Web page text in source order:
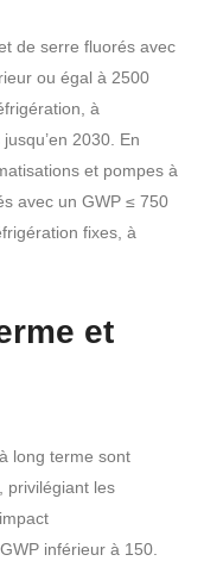
de serre fluorés avec
ou égal à 2500
à
2030. En
et pompes à
avec un GWP ≤ 750
fixes, à
et
long terme sont
privilégiant les
inférieur à 150.